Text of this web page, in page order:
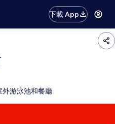
下載 App
外游泳池和餐廳